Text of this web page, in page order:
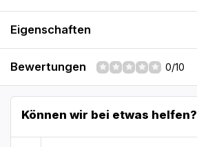
Eigenschaften
Bewertungen 0/10
Können wir bei etwas helfen?